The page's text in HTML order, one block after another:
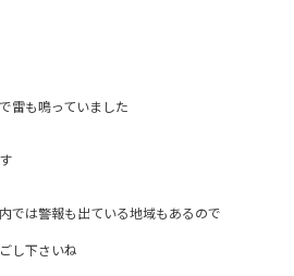
雷も鳴っていました
では警報も出ている地域もあるので
し下さいね